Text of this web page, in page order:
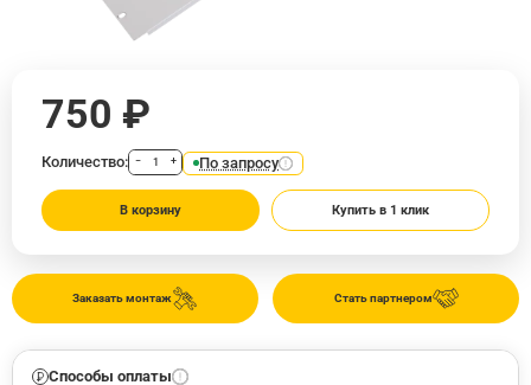
Стать партнером
Заказать монтаж
750 ₽
Количество: − + По запросу
В корзину Купить в 1 клик
Способы оплаты